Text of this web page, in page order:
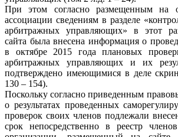
При этом согласно размещенным на
ассоциации сведениям в разделе
арбитражных управляющих» в этот
сайта была внесена информация о
в октябре 2015 года плановых
арбитражных управляющих и их
подтверждено имеющимися в деле
130 – 154).
Поскольку согласно приведенным
о результатах проведенных
проверок своих членов подлежали
срок непосредственно в реестр